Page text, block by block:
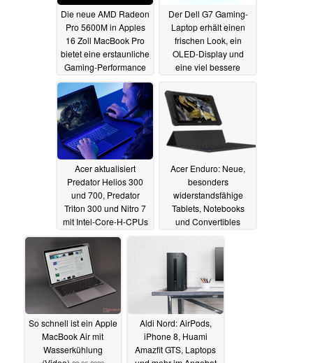
Die neue AMD Radeon
Pro 5600M in Apples
16 Zoll MacBook Pro
bietet eine erstaunliche
Gaming-Performance
24.06.2020
Der Dell G7 Gaming-
Laptop erhält einen
frischen Look, ein
OLED-Display und
eine viel bessere
Acer aktualisiert
Predator Helios 300
und 700, Predator
Triton 300 und Nitro 7
mit Intel-Core-H-CPUs
der 10. Generation und
mehr
Acer Enduro: Neue,
besonders
widerstandsfähige
Tablets, Notebooks
und Convertibles
So schnell ist ein Apple
MacBook Air mit
Wasserkühlung
Aldi Nord: AirPods,
iPhone 8, Huami
Amazfit GTS, Laptops